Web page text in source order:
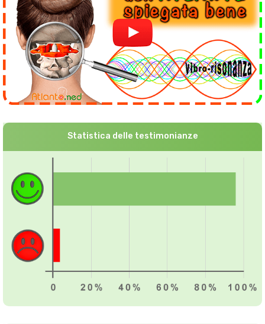
Statistica delle testimonianze